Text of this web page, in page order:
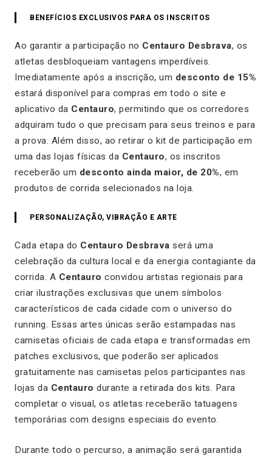
BENEFÍCIOS EXCLUSIVOS PARA OS INSCRITOS
Ao garantir a participação no Centauro Desbrava, os
atletas desbloqueiam vantagens imperdíveis.
Imediatamente após a inscrição, um desconto de 15%
estará disponível para compras em todo o site e
aplicativo da Centauro, permitindo que os corredores
adquiram tudo o que precisam para seus treinos e para
a prova. Além disso, ao retirar o kit de participação em
uma das lojas físicas da Centauro, os inscritos
receberão um desconto ainda maior, de 20%, em
produtos de corrida selecionados na loja.
PERSONALIZAÇÃO, VIBRAÇÃO E ARTE
Cada etapa do Centauro Desbrava será uma
celebração da cultura local e da energia contagiante da
corrida. A Centauro convidou artistas regionais para
criar ilustrações exclusivas que unem símbolos
característicos de cada cidade com o universo do
running. Essas artes únicas serão estampadas nas
camisetas oficiais de cada etapa e transformadas em
patches exclusivos, que poderão ser aplicados
gratuitamente nas camisetas pelos participantes nas
lojas da Centauro durante a retirada dos kits. Para
completar o visual, os atletas receberão tatuagens
temporárias com designs especiais do evento.
Durante todo o percurso, a animação será garantida